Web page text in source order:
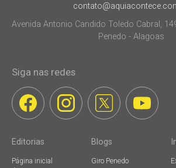
Avenida Antonio Candido Toledo Cabral,
Penedo - Alagoas
Siga nas redes
Editorias
Página inicial
Blogs
Giro Penedo